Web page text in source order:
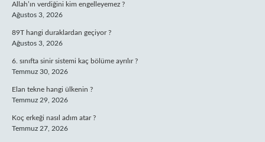
Allah’ın verdiğini kim engelleyemez ?
Ağustos 3, 2026
89T hangi duraklardan geçiyor ?
Ağustos 3, 2026
6. sınıfta sinir sistemi kaç bölüme ayrılır ?
Temmuz 30, 2026
Elan tekne hangi ülkenin ?
Temmuz 29, 2026
Koç erkeği nasıl adım atar ?
Temmuz 27, 2026